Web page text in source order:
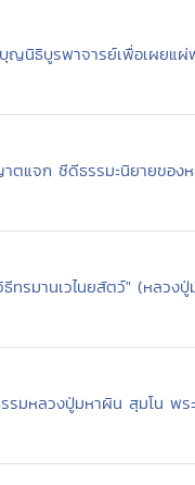
ญนิธิบูรพาจารย์เพื่อเผยแ
ตแจก ซีดีธรรมะนิยายของ
ธีทรมานเวไนยสัตว์" (หลวง
รรมหลวงปู่มหาผิน สุมโน พร